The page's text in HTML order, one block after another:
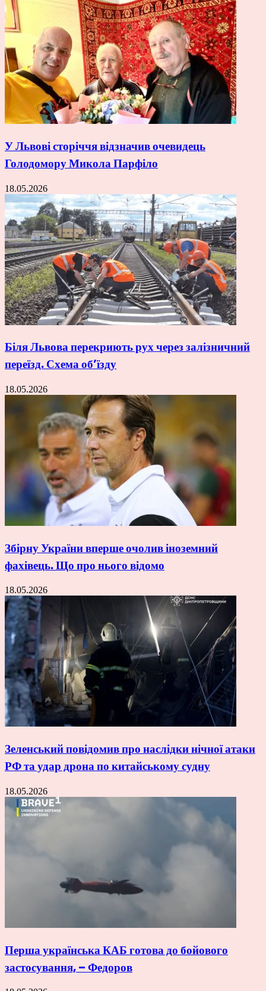
У Львові сторіччя відзначив очевидець
Голодомору Микола Парфіло
18.05.2026
Біля Львова перекриють рух через залізничний
переїзд. Схема об’їзду
18.05.2026
Збірну України вперше очолив іноземний
фахівець. Що про нього відомо
18.05.2026
Зеленський повідомив про наслідки нічної атаки
РФ та удар дрона по китайському судну
18.05.2026
Перша українська КАБ готова до бойового
застосування, – Федоров